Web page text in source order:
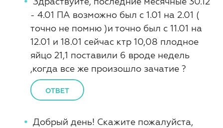
- 4.01 ПА возможно был с 1.01 на 2.01 (
точно не помню )и точно был с 11.01 на
12.01 и 18.01 сейчас ктр 10,08 плодное
яйцо 21,1 поставили 6 вроде недель
,когда все же произошло зачатие ?
ОТВЕТ
Добрый день! Скажите пожалуйста,